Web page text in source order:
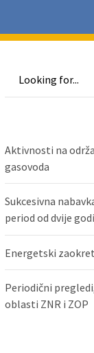
Aktivnosti na
gasovoda
Sukcesivna
period od dvije
Energetski
Periodični
oblasti ZNR i ZOP